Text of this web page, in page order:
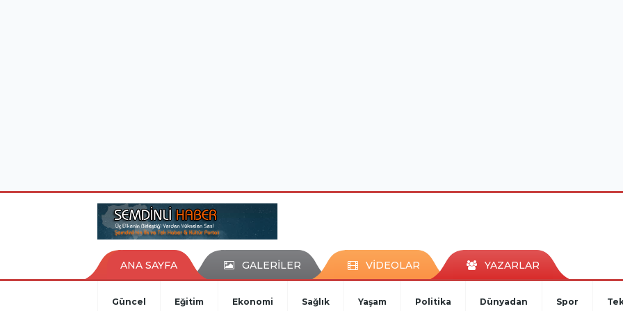
ANA SAYFA GALERİLER VİDEOLAR YAZARLAR
Güncel Eğitim Ekonomi Sağlık Yaşam Politika Dünyadan Spor